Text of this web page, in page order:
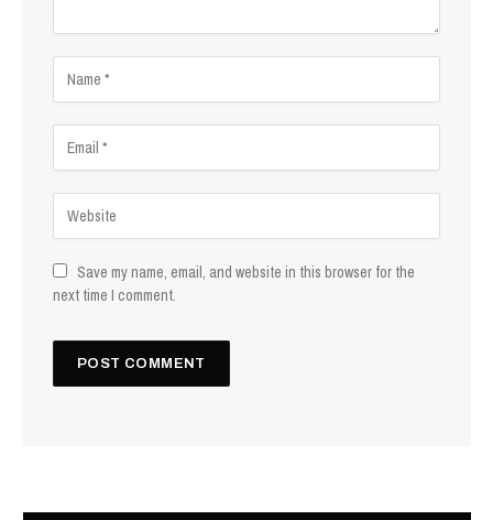
Save my name, email, and website in this browser for the
next time I comment.